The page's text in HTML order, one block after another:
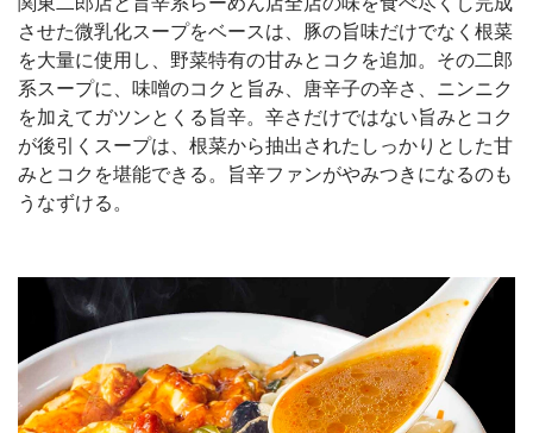
させた微乳化スープをベースは、豚の旨味だけでなく根菜
を大量に使用し、野菜特有の甘みとコクを追加。その二郎
系スープに、味噌のコクと旨み、唐辛子の辛さ、ニンニク
を加えてガツンとくる旨辛。辛さだけではない旨みとコク
が後引くスープは、根菜から抽出されたしっかりとした甘
みとコクを堪能できる。旨辛ファンがやみつきになるのも
うなずける。